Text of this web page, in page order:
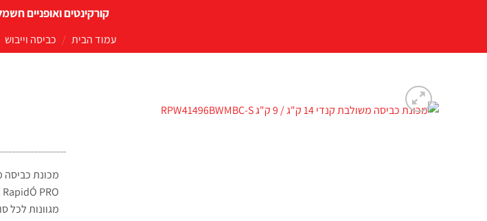
קורקינטים ואופניים
עמוד הבית / כביסה וייבוש
RapidÓ PRO
מגוונות לכל